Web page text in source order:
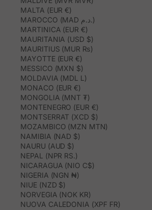
MALTA (EUR €)
MAROCCO (MAD د.م.)
MARTINICA (EUR €)
MAURITANIA (USD $)
MAURITIUS (MUR ₨)
MAYOTTE (EUR €)
MESSICO (MXN $)
MOLDAVIA (MDL L)
MONACO (EUR €)
MONGOLIA (MNT ₮)
MONTENEGRO (EUR €)
MONTSERRAT (XCD $)
MOZAMBICO (MZN MTN)
NAMIBIA (NAD $)
NAURU (AUD $)
NEPAL (NPR RS.)
NICARAGUA (NIO C$)
NIGERIA (NGN ₦)
NIUE (NZD $)
NORVEGIA (NOK KR)
NUOVA CALEDONIA (XPF FR)